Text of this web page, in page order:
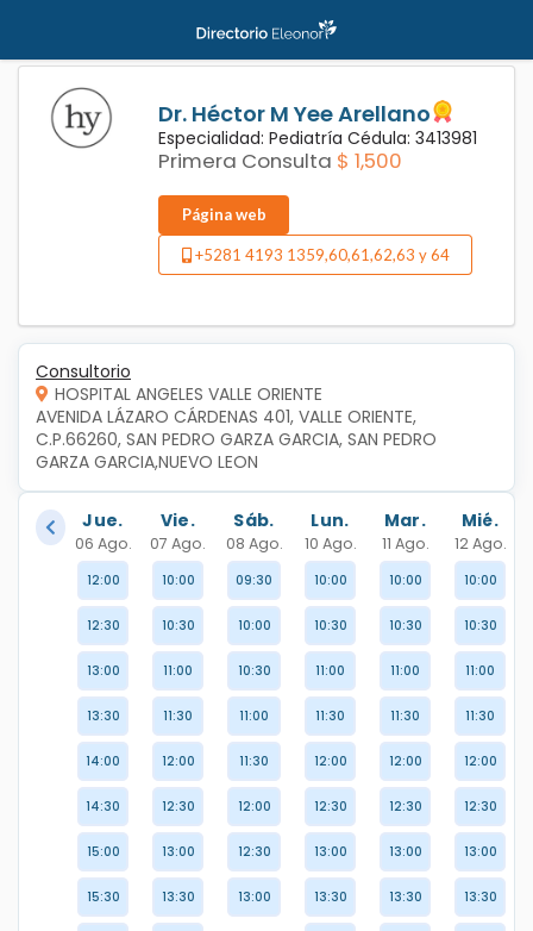
Dr. Héctor M Yee Arellano
Especialidad: Pediatría Cédula: 3413981
Primera Consulta $ 1,500
Página web
+5281 4193 1359,60,61,62,63 y 64
Consultorio
HOSPITAL ANGELES VALLE ORIENTE
AVENIDA LÁZARO CÁRDENAS 401, VALLE ORIENTE,
C.P.66260, SAN PEDRO GARZA GARCIA, SAN PEDRO
GARZA GARCIA,NUEVO LEON
Jue.
06 Ago.
Vie.
07 Ago.
Sáb.
08 Ago.
Lun.
10 Ago.
Mar.
11 Ago.
Mié.
12 Ago.
12:00
12:30
13:00
13:30
14:00
14:30
15:00
15:30
10:00
10:30
11:00
11:30
12:00
12:30
13:00
13:30
09:30
10:00
10:30
11:00
11:30
12:00
12:30
13:00
10:00
10:30
11:00
11:30
12:00
12:30
13:00
13:30
10:00
10:30
11:00
11:30
12:00
12:30
13:00
13:30
10:00
10:30
11:00
11:30
12:00
12:30
13:00
13:30